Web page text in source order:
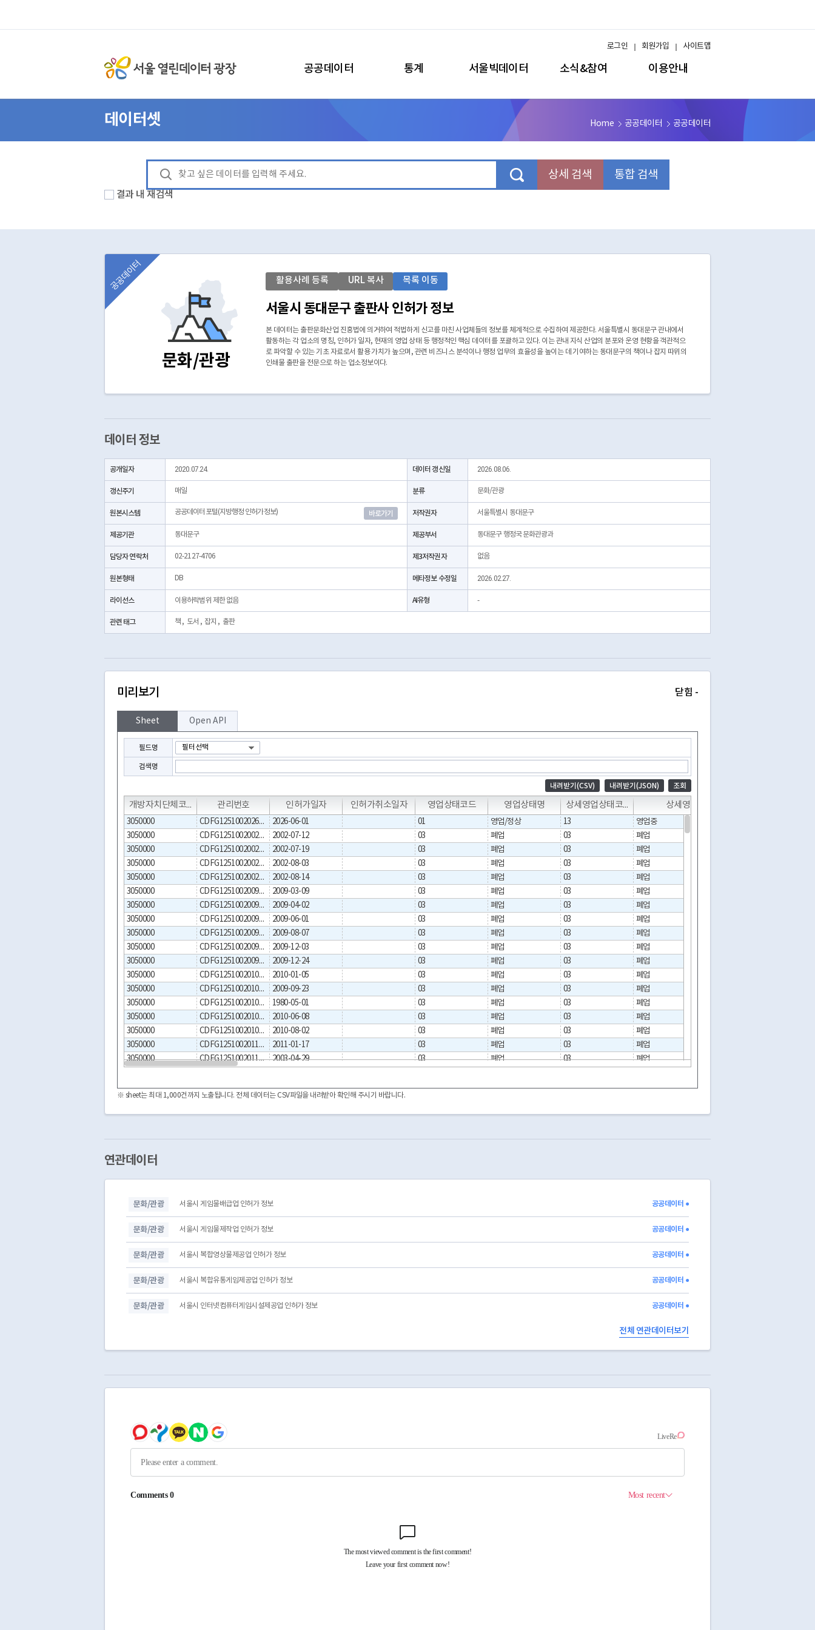
공공데이터 통계 서울빅데이터 소식&참여 이용안내
로그인 회원가입 사이트맵
데이터셋 Home 공공데이터 공공데이터
상세 검색 통합 검색
결과 내 재검색
문화/관광
공공데이터 활용사례 등록 URL 복사 목록 이동
서울시 동대문구 출판사 인허가 정보
본 데이터는 출판문화산업 진흥법에 의거하여 적법하게 신고를 마친 사업체들의 정보를 체계적으로 수집하여 제공한다. 서울특별시 동대문구 관내에서
활동하는 각 업소의 명칭, 인허가 일자, 현재의 영업 상태 등 행정적인 핵심 데이터를 포괄하고 있다. 이는 관내 지식 산업의 분포와 운영 현황을 객관적으
로 파악할 수 있는 기초 자료로서 활용 가치가 높으며, 관련 비즈니스 분석이나 행정 업무의 효율성을 높이는 데 기여하는 동대문구의 책이나 잡지 따위의
인쇄물 출판을 전문으로 하는 업소정보이다.
데이터 정보
공개일자 2020.07.24. 데이터 갱신일 2026.08.06.
갱신주기 매일 분류 문화/관광
원본시스템 공공데이터포털(지방행정 인허가정보) 바로가기 저작권자 서울특별시 동대문구
제공기관 동대문구 제공부서 동대문구 행정국 문화관광과
담당자 연락처 02-2127-4706 제3저작권자 없음
원본형태 DB 메타정보 수정일 2026.02.27.
라이선스 이용허락범위 제한 없음 AI유형 -
관련 태그 책 , 도서 , 잡지 , 출판
미리보기 닫힘 -
Sheet Open API
필드명
검색명
내려받기(CSV) 내려받기(JSON) 조회
개방자치단체코드 관리번호 인허가일자 인허가취소일자 영업상태코드 영업상태명 상세영업상태코드 상세영업상태명
T T T
3050000 CDFG1251002026000032 2026-06-01 01 영업/정상 13
영업중
3050000
CDFG1251002002000056 2002-07-12 03 폐업 03 폐업
3050000
CDFG1251002002000058 2002-07-19 03 폐업 03 폐업
3050000
CDFG1251002002000062 2002-08-03 03 폐업 03 폐업
3050000
CDFG1251002002000065 2002-08-14 03 폐업 03 폐업
3050000
CDFG1251002009000009 2009-03-09 03 폐업 03 폐업
3050000
CDFG1251002009000013 2009-04-02 03 폐업 03 폐업
3050000
CDFG1251002009000017 2009-06-01 03 폐업 03 폐업
3050000
CDFG1251002009000027 2009-08-07 03 폐업 03 폐업
3050000
CDFG1251002009000038 2009-12-03 03 폐업 03 폐업
3050000
CDFG1251002009000043 2009-12-24 03 폐업 03 폐업
3050000
CDFG1251002010000001 2010-01-05 03 폐업 03 폐업
3050000
CDFG1251002010000005 2009-09-23 03 폐업 03 폐업
3050000
CDFG1251002010000006 1980-05-01 03 폐업 03 폐업
3050000
CDFG1251002010000015 2010-06-08 03 폐업 03 폐업
3050000
CDFG1251002010000022 2010-08-02 03 폐업 03 폐업
3050000
CDFG1251002011000002 2011-01-17 03 폐업 03 폐업
3050000
CDFG1251002011000005 2003-04-29 03 폐업 03 폐업
3050000
CDFG1251002008000032 2008-11-21 03 폐업 03 폐업
3050000
CDFG1251002008000036 2008-12-17
3050000
CDFG1251002009000004 2009-02-17 03 폐업 03 폐업
3050000
CDFG1251002009000007 2009-02-27 03 폐업 03 폐업
3050000
3050000
2012-07-24
3050000
CDFG1251002012000043 2012-08-07
※ sheet는 최대 1,000건까지 노출됩니다. 전체 데이터는 CSV파일을 내려받아 확인해 주시기 바랍니다.
연관데이터
문화/관광 서울시 게임물배급업 인허가 정보 공공데이터 ●
문화/관광 서울시 게임물제작업 인허가 정보 공공데이터 ●
문화/관광 서울시 복합영상물제공업 인허가 정보 공공데이터 ●
문화/관광 서울시 복합유통게임제공업 인허가 정보 공공데이터 ●
문화/관광 서울시 인터넷컴퓨터게임시설제공업 인허가 정보 공공데이터 ●
전체 연관데이터보기